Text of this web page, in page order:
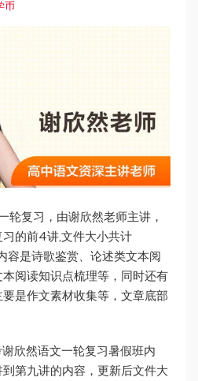
币
轮复习，由谢欣然老师主讲，
的前4讲,文件大小共计
容是诗歌鉴赏、论述类文本阅
阅读知识点梳理等，同时还有
是作文素材收集等，文章底部
欣然语文一轮复习暑假班内
第九讲的内容，更新后文件大